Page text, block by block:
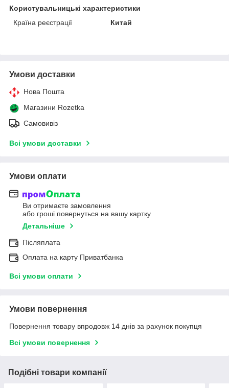
Користувальницькі характеристики
Країна реєстрації
Китай
Умови доставки
Нова Пошта
Магазини Rozetka
Самовивіз
Всі умови доставки
Умови оплати
Ви отримаєте замовлення
або гроші повернуться на вашу картку
Детальніше
Післяплата
Оплата на карту Приватбанка
Всі умови оплати
Умови повернення
Повернення товару впродовж 14 днів за рахунок покупця
Всі умови повернення
Подібні товари компанії